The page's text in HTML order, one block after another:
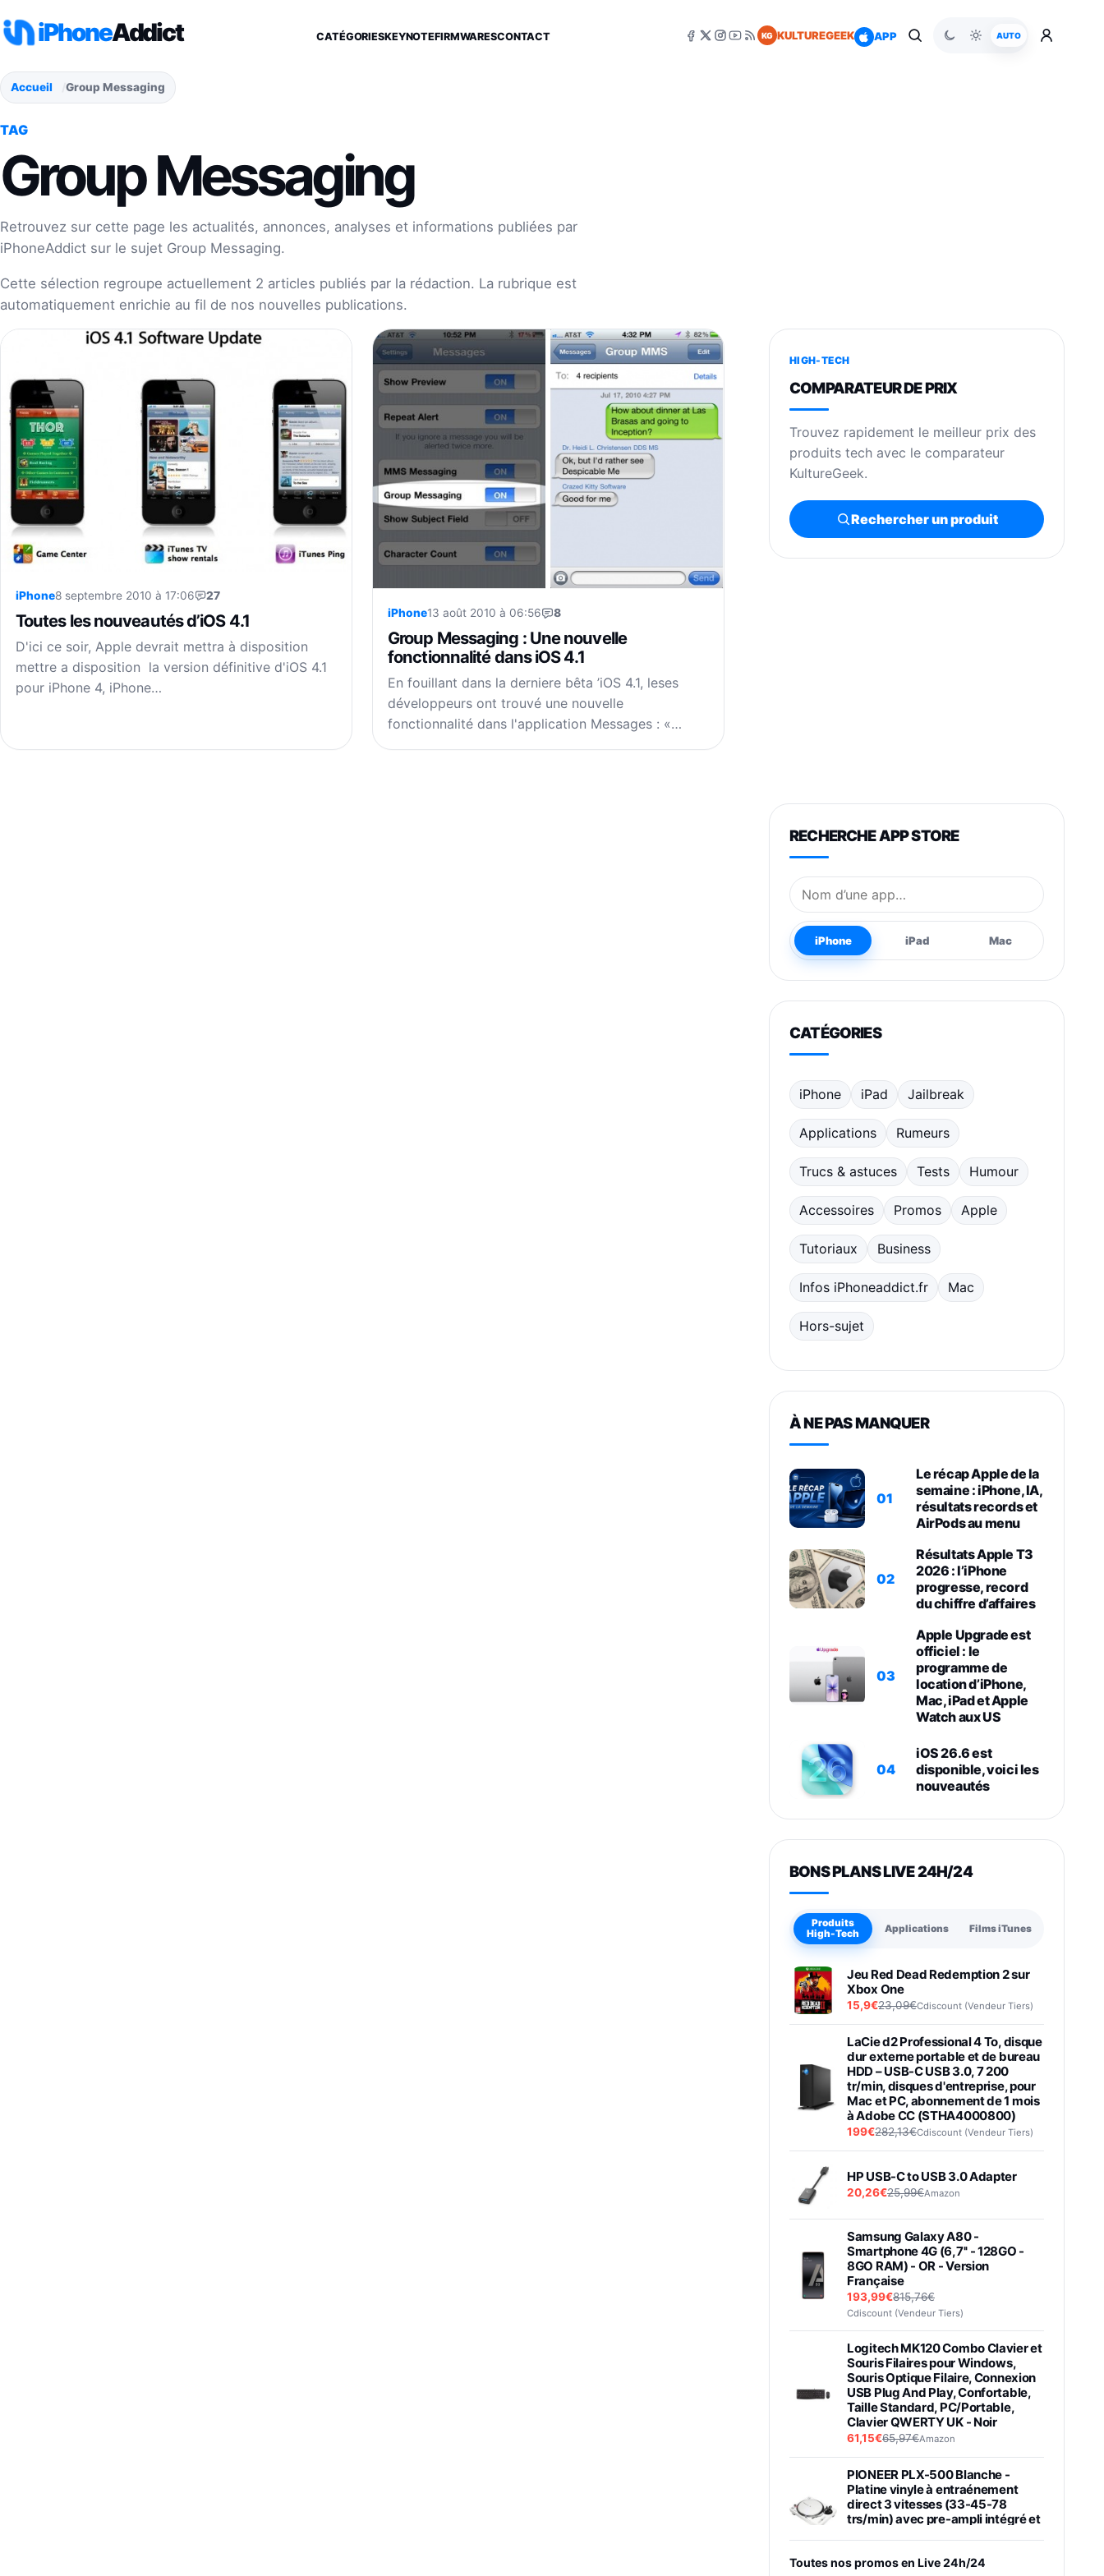
iPhoneAddict CATÉGORIESKEYNOTEFIRMWARESCONTACT KG KULTUREGEEK APP AUTO
Accueil Group Messaging
TAG
Group Messaging
Retrouvez sur cette page les actualités, annonces, analyses et informations publiées par
iPhoneAddict sur le sujet Group Messaging.
Cette sélection regroupe actuellement 2 articles publiés par la rédaction. La rubrique est
automatiquement enrichie au fil de nos nouvelles publications.
iPhone8 septembre 2010 à 17:06 27
Toutes les nouveautés d’iOS 4.1
D'ici ce soir, Apple devrait mettra à disposition
mettre a disposition la version définitive d'iOS 4.1
pour iPhone 4, iPhone…
iPhone13 août 2010 à 06:56 8
Group Messaging : Une nouvelle
fonctionnalité dans iOS 4.1
En fouillant dans la derniere bêta ’iOS 4.1, leses
développeurs ont trouvé une nouvelle
fonctionnalité dans l'application Messages : «…
HIGH-TECH
COMPARATEUR DE PRIX
Trouvez rapidement le meilleur prix des
produits tech avec le comparateur
KultureGeek.
Rechercher un produit
RECHERCHE APP STORE
Nom de l’application
iPhone iPad Mac
CATÉGORIES
iPhone iPad Jailbreak
Applications Rumeurs
Trucs & astuces Tests Humour
Accessoires Promos Apple
Tutoriaux Business
Infos iPhoneaddict.fr Mac
Hors-sujet
À NE PAS MANQUER
01
Le récap Apple de la
semaine : iPhone, IA,
résultats records et
AirPods au menu
02
Résultats Apple T3
2026 : l’iPhone
progresse, record
du chiffre d’affaires
03
Apple Upgrade est
officiel : le
programme de
location d’iPhone,
Mac, iPad et Apple
Watch aux US
04
iOS 26.6 est
disponible, voici les
nouveautés
BONS PLANS LIVE 24H/24
Produits
High-Tech
Applications Films iTunes
Jeu Red Dead Redemption 2 sur
Xbox One
15,9€23,09€Cdiscount (Vendeur Tiers)
LaCie d2 Professional 4 To, disque
dur externe portable et de bureau
HDD – USB-C USB 3.0, 7 200
tr/min, disques d'entreprise, pour
Mac et PC, abonnement de 1 mois
à Adobe CC (STHA4000800)
199€282,13€Cdiscount (Vendeur Tiers)
HP USB-C to USB 3.0 Adapter
20,26€25,99€Amazon
Samsung Galaxy A80 -
Smartphone 4G (6,7'' - 128GO -
8GO RAM) - OR - Version
Française
193,99€815,76€
Cdiscount (Vendeur Tiers)
Logitech MK120 Combo Clavier et
Souris Filaires pour Windows,
Souris Optique Filaire, Connexion
USB Plug And Play, Confortable,
Taille Standard, PC/Portable,
Clavier QWERTY UK - Noir
61,15€65,97€Amazon
PIONEER PLX-500 Blanche -
Platine vinyle à entraénement
direct 3 vitesses (33-45-78
trs/min) avec pre-ampli intégré et
Toutes nos promos en Live 24h/24